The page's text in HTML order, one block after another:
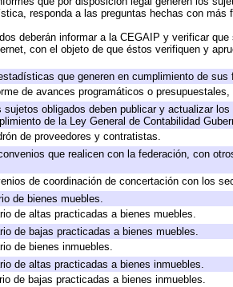
responda a las preguntas hechas con más
deberán informar a la CEGAIP y verificar
con el objeto de que éstos verifiquen y
que generen en cumplimiento de
de avances programáticos o
obligados deben publicar y actualizar
de la Ley General de Contabilidad
de proveedores y contratistas.
que realicen con la federación, con
de coordinación de concertación con los
de bienes muebles.
de altas practicadas a bienes muebles.
de bajas practicadas a bienes muebles.
de bienes inmuebles.
de altas practicadas a bienes inmuebles.
de bajas practicadas a bienes inmuebles.